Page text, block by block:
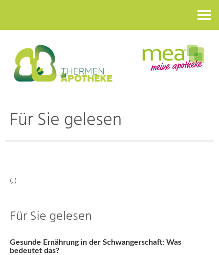
Für Sie gelesen
(..)
Für Sie gelesen
Gesunde Ernährung in der Schwangerschaft: Was
bedeutet das?